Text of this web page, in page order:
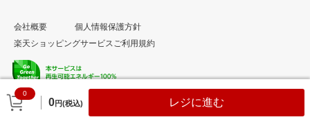
0
0円(税込) レジに進む
会社概要
個人情報保護方針
楽天ショッピングサービスご利用規約
© Rakuten Group, Inc.